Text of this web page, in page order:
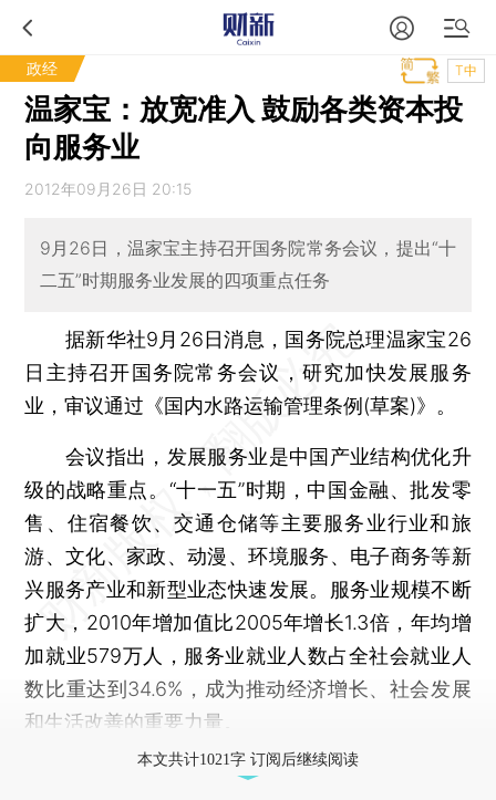
政经 T中
温家宝：放宽准入 鼓励各类资本投
向服务业
2012年09月26日 20:15
9月26日，温家宝主持召开国务院常务会议，提出“十
二五”时期服务业发展的四项重点任务
据新华社9月26日消息，国务院总理温家宝26
日主持召开国务院常务会议，研究加快发展服务
业，审议通过《国内水路运输管理条例(草案)》。
会议指出，发展服务业是中国产业结构优化升
级的战略重点。“十一五”时期，中国金融、批发零
售、住宿餐饮、交通仓储等主要服务业行业和旅
游、文化、家政、动漫、环境服务、电子商务等新
兴服务产业和新型业态快速发展。服务业规模不断
扩大，2010年增加值比2005年增长1.3倍，年均增
加就业579万人，服务业就业人数占全社会就业人
数比重达到34.6%，成为推动经济增长、社会发展
和生活改善的重要力量。
本文共计1021字 订阅后继续阅读